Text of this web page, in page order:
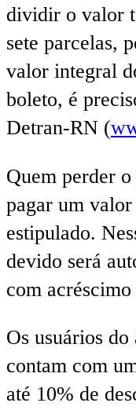
dividir o valor
sete parcelas,
valor integral
boleto, é
Detran-RN (
Quem perder
pagar um
estipulado.
devido será
com
Os usuários
contam com
até 10% de